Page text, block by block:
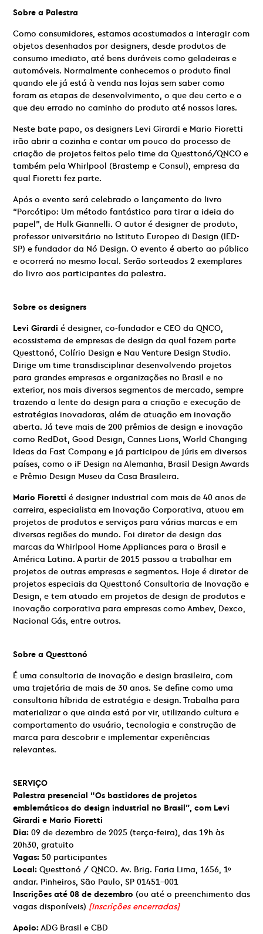
Sobre a Palestra
Como consumidores, estamos acostumados a interagir com
objetos desenhados por designers, desde produtos de
consumo imediato, até bens duráveis como geladeiras e
automóveis. Normalmente conhecemos o produto final
quando ele já está à venda nas lojas sem saber como
foram as etapas de desenvolvimento, o que deu certo e o
que deu errado no caminho do produto até nossos lares.
Neste bate papo, os designers Levi Girardi e Mario Fioretti
irão abrir a cozinha e contar um pouco do processo de
criação de projetos feitos pelo time da Questtonó/QNCO e
também pela Whirlpool (Brastemp e Consul), empresa da
qual Fioretti fez parte.
Após o evento será celebrado o lançamento do livro
“Porcótipo: Um método fantástico para tirar a ideia do
papel”, de Hulk Giannelli. O autor é designer de produto,
professor universitário no Istituto Europeo di Design (IED-
SP) e fundador da Nó Design. O evento é aberto ao público
e ocorrerá no mesmo local. Serão sorteados 2 exemplares
do livro aos participantes da palestra.
Sobre os designers
Levi Girardi é designer, co-fundador e CEO da QNCO,
ecossistema de empresas de design da qual fazem parte
Questtonó, Colírio Design e Nau Venture Design Studio.
Dirige um time transdisciplinar desenvolvendo projetos
para grandes empresas e organizações no Brasil e no
exterior, nos mais diversos segmentos de mercado, sempre
trazendo a lente do design para a criação e execução de
estratégias inovadoras, além de atuação em inovação
aberta. Já teve mais de 200 prêmios de design e inovação
como RedDot, Good Design, Cannes Lions, World Changing
Ideas da Fast Company e já participou de júris em diversos
países, como o iF Design na Alemanha, Brasil Design Awards
e Prêmio Design Museu da Casa Brasileira.
Mario Fioretti é designer industrial com mais de 40 anos de
carreira, especialista em Inovação Corporativa, atuou em
projetos de produtos e serviços para várias marcas e em
diversas regiões do mundo. Foi diretor de design das
marcas da Whirlpool Home Appliances para o Brasil e
América Latina. A partir de 2015 passou a trabalhar em
projetos de outras empresas e segmentos. Hoje é diretor de
projetos especiais da Questtonó Consultoria de Inovação e
Design, e tem atuado em projetos de design de produtos e
inovação corporativa para empresas como Ambev, Dexco,
Nacional Gás, entre outros.
Sobre a Questtonó
É uma consultoria de inovação e design brasileira, com
uma trajetória de mais de 30 anos. Se define como uma
consultoria híbrida de estratégia e design. Trabalha para
materializar o que ainda está por vir, utilizando cultura e
comportamento do usuário, tecnologia e construção de
marca para descobrir e implementar experiências
relevantes.
SERVIÇO
Palestra presencial “Os bastidores de projetos
emblemáticos do design industrial no Brasil”, com Levi
Girardi e Mario Fioretti
Dia: 09 de dezembro de 2025 (terça-feira), das 19h às
20h30, gratuito
Vagas: 50 participantes
Local: Questtonó / QNCO. Av. Brig. Faria Lima, 1656, 1º
andar. Pinheiros, São Paulo, SP 01451-001
Inscrições até 08 de dezembro (ou até o preenchimento das
vagas disponíveis) [Inscrições encerradas]
Apoio:ADG Brasil e CBD